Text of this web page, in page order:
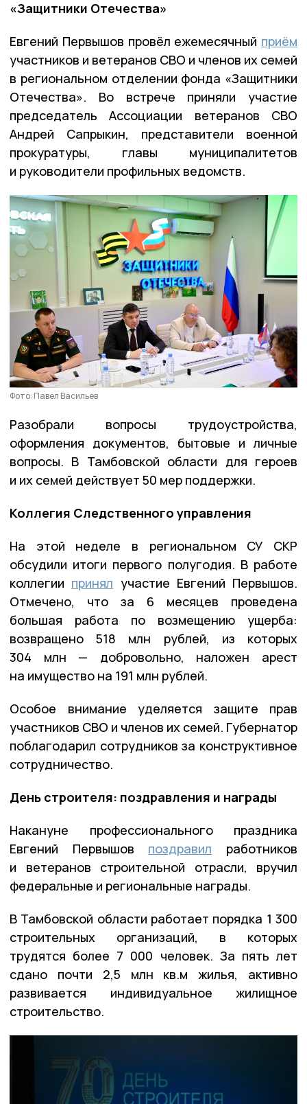
«Защитники Отечества»
Евгений Первышов провёл ежемесячный приём
участников и ветеранов СВО и членов их семей
в региональном отделении фонда «Защитники
Отечества». Во встрече приняли участие
председатель Ассоциации ветеранов СВО
Андрей Сапрыкин, представители военной
прокуратуры, главы муниципалитетов
и руководители профильных ведомств.
Фото: Павел Васильев
Разобрали вопросы трудоустройства,
оформления документов, бытовые и личные
вопросы. В Тамбовской области для героев
и их семей действует 50 мер поддержки.
Коллегия Следственного управления
На этой неделе в региональном СУ СКР
обсудили итоги первого полугодия. В работе
коллегии принял участие Евгений Первышов.
Отмечено, что за 6 месяцев проведена
большая работа по возмещению ущерба:
возвращено 518 млн рублей, из которых
304 млн — добровольно, наложен арест
на имущество на 191 млн рублей.
Особое внимание уделяется защите прав
участников СВО и членов их семей. Губернатор
поблагодарил сотрудников за конструктивное
сотрудничество.
День строителя: поздравления и награды
Накануне профессионального праздника
Евгений Первышов поздравил работников
и ветеранов строительной отрасли, вручил
федеральные и региональные награды.
В Тамбовской области работает порядка 1 300
строительных организаций, в которых
трудятся более 7 000 человек. За пять лет
сдано почти 2,5 млн кв.м жилья, активно
развивается индивидуальное жилищное
строительство.